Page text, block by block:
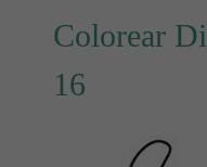
Colorear
16